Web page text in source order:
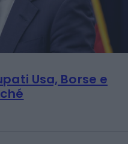
Usa, Borse e